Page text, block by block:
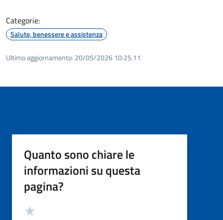
Categorie:
Salute, benessere e assistenza
Ultimo aggiornamento: 20/05/2026 10:25.11
Quanto sono chiare le
informazioni su questa
pagina?
Valutazione